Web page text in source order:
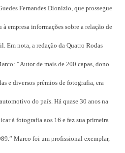
Fernandes Dionizio, que prossegue
empresa informações sobre a relação de
Em nota, a redação da Quatro Rodas
“Autor de mais de 200 capas, dono
e diversos prêmios de fotografia, era
do país. Há quase 30 anos na
à fotografia aos 16 e fez sua primeira
Marco foi um profissional exemplar,